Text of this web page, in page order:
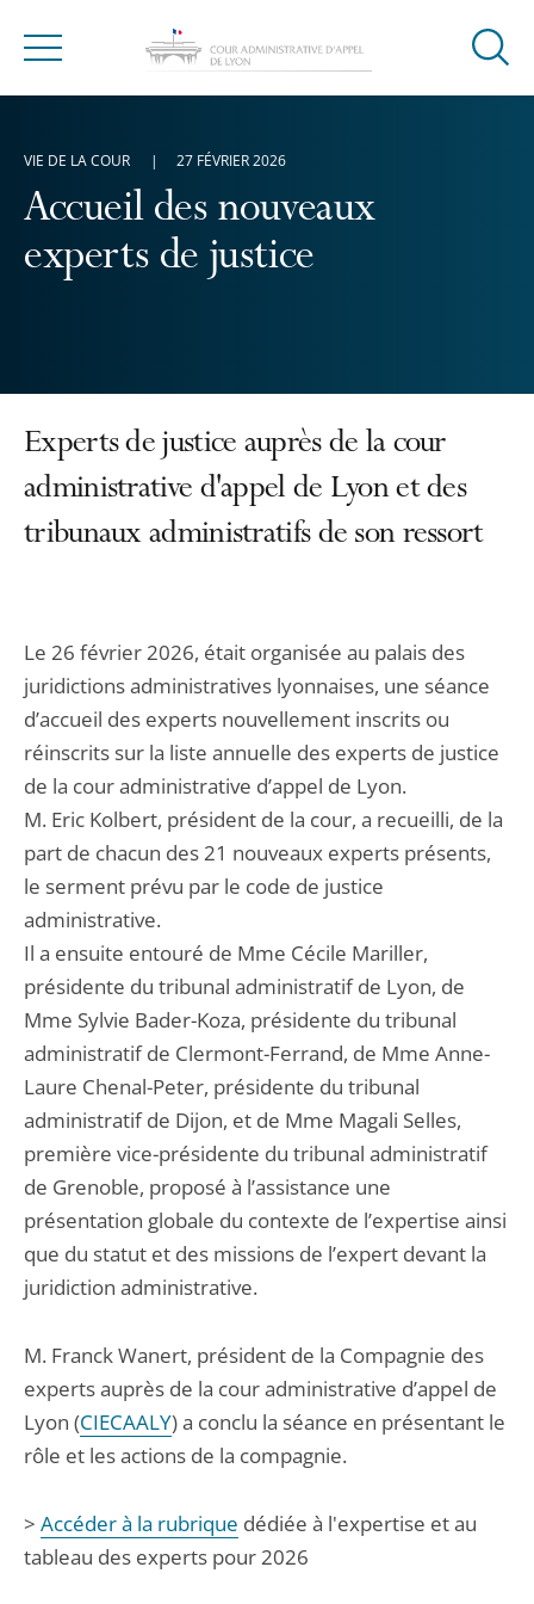
Menu
Ouvrir
Accueil des nouveaux
experts de justice
VIE DE LA COUR 27 FÉVRIER 2026
Experts de justice auprès de la cour
administrative d'appel de Lyon et des
tribunaux administratifs de son ressort
Le 26 février 2026, était organisée au palais des
juridictions administratives lyonnaises, une séance
d’accueil des experts nouvellement inscrits ou
réinscrits sur la liste annuelle des experts de justice
de la cour administrative d’appel de Lyon.
M. Eric Kolbert, président de la cour, a recueilli, de la
part de chacun des 21 nouveaux experts présents,
le serment prévu par le code de justice
administrative.
Il a ensuite entouré de Mme Cécile Mariller,
présidente du tribunal administratif de Lyon, de
Mme Sylvie Bader-Koza, présidente du tribunal
administratif de Clermont-Ferrand, de Mme Anne-
Laure Chenal-Peter, présidente du tribunal
administratif de Dijon, et de Mme Magali Selles,
première vice-présidente du tribunal administratif
de Grenoble, proposé à l’assistance une
présentation globale du contexte de l’expertise ainsi
que du statut et des missions de l’expert devant la
juridiction administrative.
M. Franck Wanert, président de la Compagnie des
experts auprès de la cour administrative d’appel de
Lyon (CIECAALY) a conclu la séance en présentant le
rôle et les actions de la compagnie.
> Accéder à la rubrique dédiée à l'expertise et au
tableau des experts pour 2026